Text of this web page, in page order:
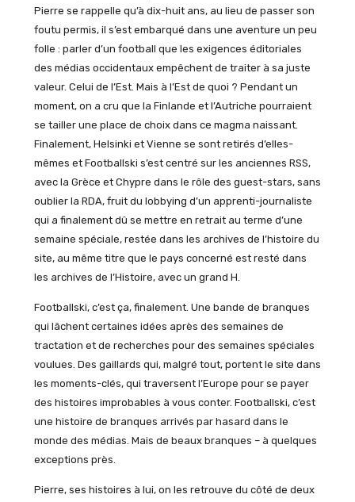
Pierre se rappelle qu’à dix-huit ans, au lieu de passer son
foutu permis, il s’est embarqué dans une aventure un peu
folle : parler d’un football que les exigences éditoriales
des médias occidentaux empêchent de traiter à sa juste
valeur. Celui de l’Est. Mais à l’Est de quoi ? Pendant un
moment, on a cru que la Finlande et l’Autriche pourraient
se tailler une place de choix dans ce magma naissant.
Finalement, Helsinki et Vienne se sont retirés d’elles-
mêmes et Footballski s’est centré sur les anciennes RSS,
avec la Grèce et Chypre dans le rôle des guest-stars, sans
oublier la RDA, fruit du lobbying d’un apprenti-journaliste
qui a finalement dû se mettre en retrait au terme d’une
semaine spéciale, restée dans les archives de l’histoire du
site, au même titre que le pays concerné est resté dans
les archives de l’Histoire, avec un grand H.
Footballski, c’est ça, finalement. Une bande de branques
qui lâchent certaines idées après des semaines de
tractation et de recherches pour des semaines spéciales
voulues. Des gaillards qui, malgré tout, portent le site dans
les moments-clés, qui traversent l’Europe pour se payer
des histoires improbables à vous conter. Footballski, c’est
une histoire de branques arrivés par hasard dans le
monde des médias. Mais de beaux branques – à quelques
exceptions près.
Pierre, ses histoires à lui, on les retrouve du côté de deux